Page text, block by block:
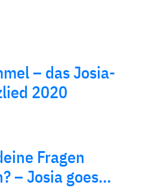
– das Josia-
2020
Fragen
– Josia goes…